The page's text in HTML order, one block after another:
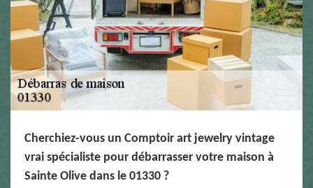
Cherchiez-vous un Comptoir art jewelry vintage
vrai spécialiste pour débarrasser votre maison à
Sainte Olive dans le 01330 ?